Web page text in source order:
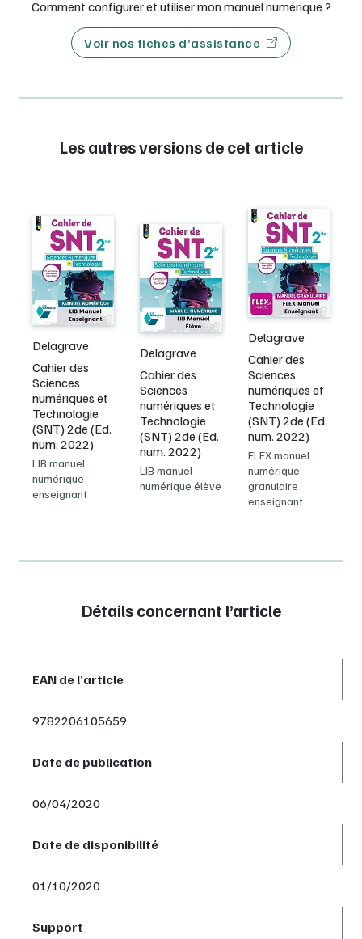
Comment configurer et utiliser mon manuel numérique ?
Voir nos fiches d’assistance
Les autres versions de cet article
Delagrave
Cahier des
Sciences
numériques et
Technologie
(SNT) 2de (Ed.
num. 2022)
LIB manuel
numérique
enseignant
Delagrave
Cahier des
Sciences
numériques et
Technologie
(SNT) 2de (Ed.
num. 2022)
LIB manuel
numérique élève
Delagrave
Cahier des
Sciences
numériques et
Technologie
(SNT) 2de (Ed.
num. 2022)
FLEX manuel
numérique
granulaire
enseignant
Détails concernant l’article
EAN de l’article
9782206105659
Date de publication
06/04/2020
Date de disponibilité
01/10/2020
Support